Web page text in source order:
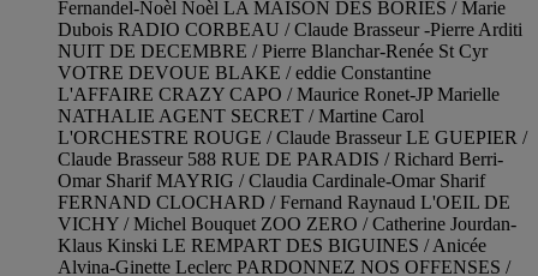
Fernandel-Noèl Noèl LA MAISON DES BORIES / Marie
Dubois RADIO CORBEAU / Claude Brasseur -Pierre Arditi
NUIT DE DECEMBRE / Pierre Blanchar-Renée St Cyr
VOTRE DEVOUE BLAKE / eddie Constantine
L'AFFAIRE CRAZY CAPO / Maurice Ronet-JP Marielle
NATHALIE AGENT SECRET / Martine Carol
L'ORCHESTRE ROUGE / Claude Brasseur LE GUEPIER /
Claude Brasseur 588 RUE DE PARADIS / Richard Berri-
Omar Sharif MAYRIG / Claudia Cardinale-Omar Sharif
FERNAND CLOCHARD / Fernand Raynaud L'OEIL DE
VICHY / Michel Bouquet ZOO ZERO / Catherine Jourdan-
Klaus Kinski LE REMPART DES BIGUINES / Anicée
Alvina-Ginette Leclerc PARDONNEZ NOS OFFENSES /